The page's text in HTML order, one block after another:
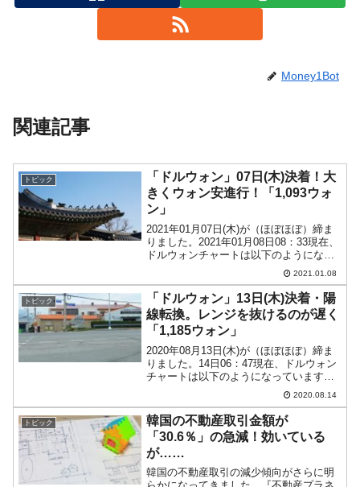
Money1Bot
関連記事
トピック
「ドルウォン」07日(木)決着！大
きくウォン安進行！「1,093ウォ
ン」
2021年01月07日(木)が（ほぼほぼ）締ま
りました。2021年01月08日08：33現在、
ドルウォンチャートは以下のようになっ
ています（チャートは『Investing.com』
より引用：以下同）。長い陽線となりま
した。「1ドル＝1,09...
2021.01.08
トピック
「ドルウォン」13日(木)決着・陽
線転換。レンジを抜けるのが遅く
「1,185ウォン」
2020年08月13日(木)が（ほぼほぼ）締ま
りました。14日06：47現在、ドルウォン
チャートは以下のようになっています
（チャートは『Investing.com』より引
用：以下同）。陽線転換し、「1ドル＝
1,185ウォン」まで戻りました。...
2020.08.14
トピック
韓国の不動産取引金額が
「30.6％」の急減！効いている
が……
韓国の不動産取引の減少傾向がさらに明